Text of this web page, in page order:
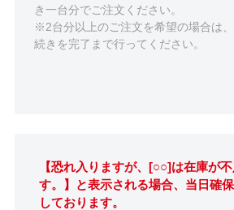
き一台分でご注文ください。
※2台分以上のご注文を希望の場合は
続きを完了まで行ってください。
【恐れ入りますが、[○○]は在庫が
す。】と表示される場合、当日確
しております。